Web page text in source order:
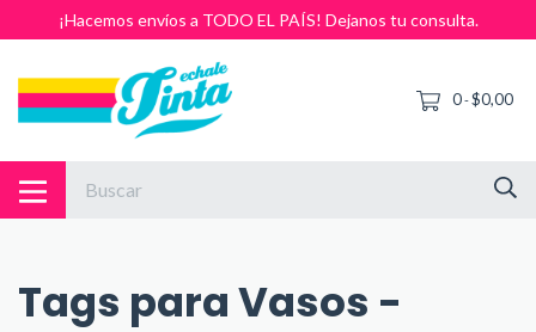
¡Hacemos envíos a TODO EL PAÍS! Dejanos tu consulta.
0-$0,00
Tags para Vasos -